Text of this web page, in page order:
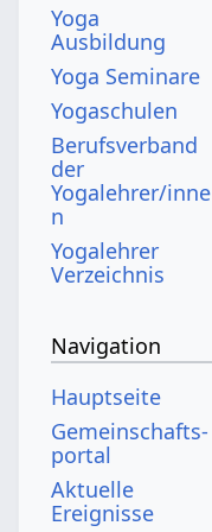
Yoga
Ausbildung
Yoga Seminare
Yogaschulen
Berufsverband
der
Yogalehrer/inne
n
Yogalehrer
Verzeichnis
Navigation
Hauptseite
Gemeinschafts­
portal
Aktuelle
Ereignisse